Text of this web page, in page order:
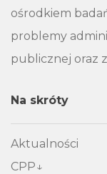
ośrodkiem
problemy
publicznej oraz
Na skróty
Aktualności
CPP